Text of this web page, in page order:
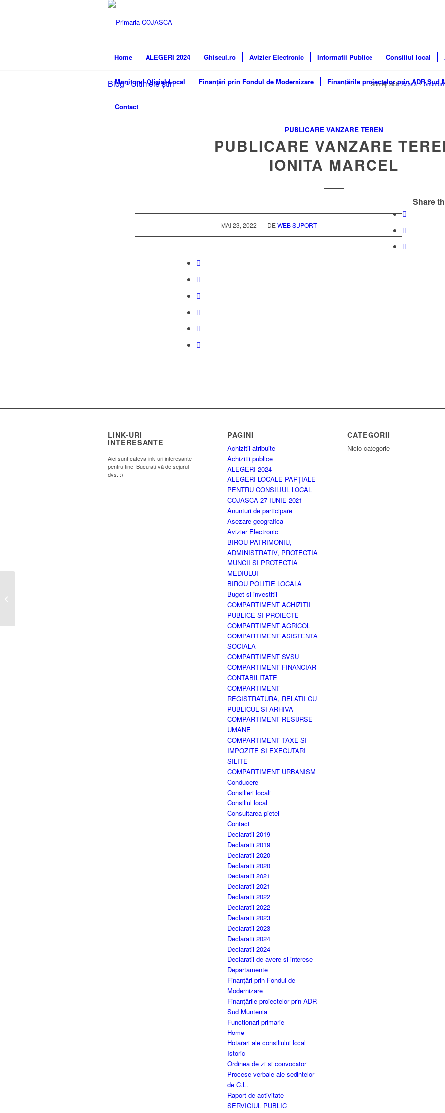
Home ALEGERI 2024 Ghiseul.ro Avizier Electronic Informatii Publice Consiliul local
Monitorul Oficial Local Finanțări prin Fondul de Modernizare Finanțările proiectelor prin ADR Sud
Contact
Blog - Ultimele știri Sunteți aici: Acasa /
PUBLICARE VANZARE TEREN
PUBLICARE VANZARE
IONITA MARCEL
MAI 23, 2022
/ DEWEB SUPORT
Share
LINK-URI
INTERESANTE
Aici sunt cateva link-uri interesante
pentru tine! Bucurați-vă de sejurul
dvs. :)
PAGINI
Achizitii atribuite
Achizitii publice
ALEGERI 2024
ALEGERI LOCALE PARȚIALE
PENTRU CONSILIUL LOCAL
COJASCA 27 IUNIE 2021
Anunturi de participare
Asezare geografica
Avizier Electronic
BIROU PATRIMONIU,
ADMINISTRATIV, PROTECTIA
MUNCII SI PROTECTIA
MEDIULUI
BIROU POLITIE LOCALA
Buget si investitii
COMPARTIMENT ACHIZITII
PUBLICE SI PROIECTE
COMPARTIMENT AGRICOL
COMPARTIMENT ASISTENTA
SOCIALA
COMPARTIMENT SVSU
COMPARTIMENT FINANCIAR-
CONTABILITATE
COMPARTIMENT
REGISTRATURA, RELATII CU
PUBLICUL SI ARHIVA
COMPARTIMENT RESURSE
UMANE
COMPARTIMENT TAXE SI
IMPOZITE SI EXECUTARI
SILITE
COMPARTIMENT URBANISM
Conducere
Consilieri locali
Consiliul local
Consultarea pietei
Contact
Declaratii 2019
Declaratii 2019
Declaratii 2020
Declaratii 2020
Declaratii 2021
Declaratii 2021
Declaratii 2022
Declaratii 2022
Declaratii 2023
Declaratii 2023
Declaratii 2024
Declaratii 2024
Declaratii de avere si interese
Departamente
Finanțări prin Fondul de
Modernizare
Finanțările proiectelor prin ADR
Sud Muntenia
Functionari primarie
Home
Hotarari ale consiliului local
Istoric
Ordinea de zi si convocator
Procese verbale ale sedintelor
de C.L.
Raport de activitate
SERVICIUL PUBLIC
CATEGORII
Nicio categorie